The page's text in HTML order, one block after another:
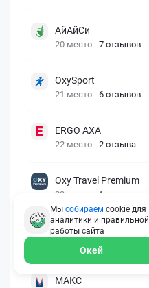
АйАйСи
20 место 7 отзывов
OxySport
21 место 6 отзывов
ERGO AXA
22 место 2 отзыва
Oxy Travel Premium
23 место 1 отзыв
УралСиб
1 отзыв
МАКС
Мы собираем cookie для
аналитики и правильной
работы сайта
Окей